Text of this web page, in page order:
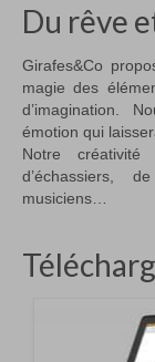
Du rêve
Girafes&Co
magie des
d’imagination.
émotion qui
Notre
d’échassiers,
musiciens…